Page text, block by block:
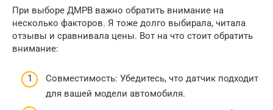
При выборе ДМРВ важно обратить внимание на
несколько факторов. Я тоже долго выбирала, читала
отзывы и сравнивала цены. Вот на что стоит обратить
внимание:
Совместимость: Убедитесь, что датчик подходит
для вашей модели автомобиля.